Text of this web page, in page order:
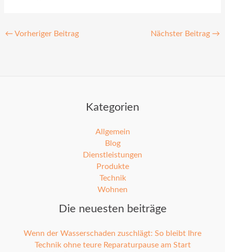
← Vorheriger Beitrag Nächster Beitrag →
Kategorien
Allgemein
Blog
Dienstleistungen
Produkte
Technik
Wohnen
Die neuesten beiträge
Wenn der Wasserschaden zuschlägt: So bleibt Ihre
Technik ohne teure Reparaturpause am Start